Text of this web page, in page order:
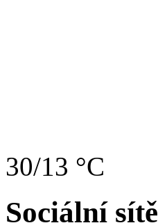
30/13 °C
Sociální sítě